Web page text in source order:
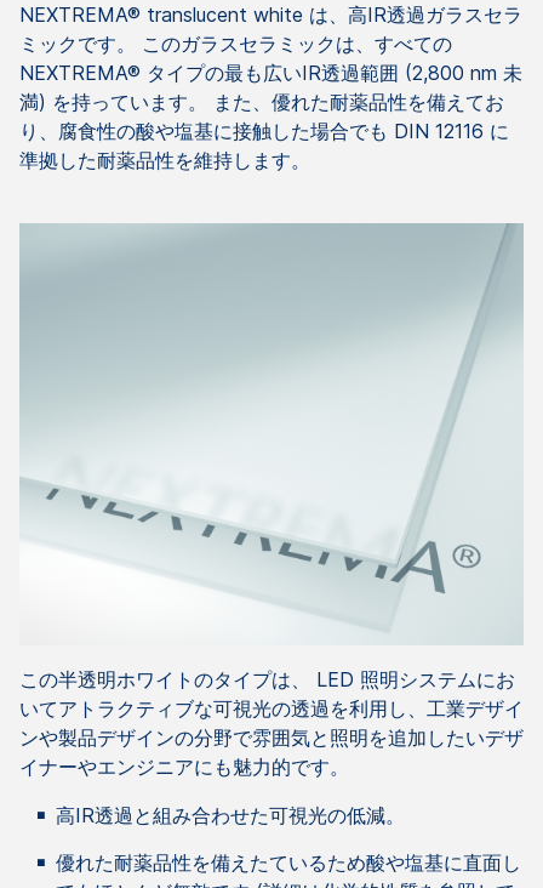
NEXTREMA® translucent white は、高IR透過ガラスセラ
ミックです。 このガラスセラミックは、すべての
NEXTREMA® タイプの最も広いIR透過範囲 (2,800 nm 未
満) を持っています。 また、優れた耐薬品性を備えてお
り、腐食性の酸や塩基に接触した場合でも DIN 12116 に
準拠した耐薬品性を維持します。
この半透明ホワイトのタイプは、 LED 照明システムにお
いてアトラクティブな可視光の透過を利用し、工業デザイ
ンや製品デザインの分野で雰囲気と照明を追加したいデザ
イナーやエンジニアにも魅力的です。
高IR透過と組み合わせた可視光の低減。
優れた耐薬品性を備えたているため酸や塩基に直面し